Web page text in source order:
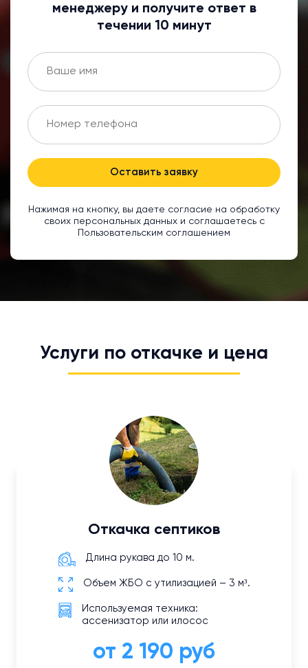
менеджеру и получите ответ в
течении 10 минут
Оставить заявку
Нажимая на кнопку, вы даете согласие на обработку
своих персональных данных и соглашаетесь с
Пользовательским соглашением
Услуги по откачке и цена
Откачка септиков
Длина рукава до 10 м.
Объем ЖБО с утилизацией – 3 м³.
Используемая техника:
ассенизатор или илосос
от 2 190 руб